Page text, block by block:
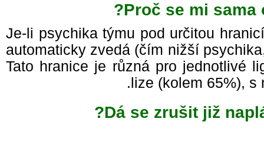
Proč se mi
Je-li psychika týmu pod určitou
automaticky zvedá (čím nižší
Tato hranice je různá pro jednotlivé
lize (kolem 65%),
Dá se zrušit již